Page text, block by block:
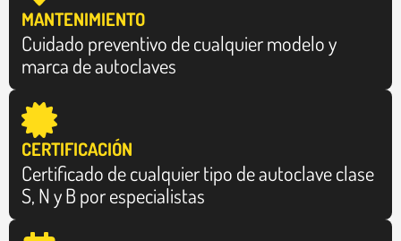
MANTENIMIENTO
Cuidado preventivo de cualquier modelo y
marca de autoclaves
CERTIFICACIÓN
Certificado de cualquier tipo de autoclave clase
S, N y B por especialistas